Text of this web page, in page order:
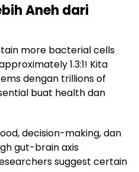
Aneh dari
more bacterial cells
1.3:1! Kita
dengan trillions of
buat health dan
decision-making, dan
gut-brain axis
suggest certain